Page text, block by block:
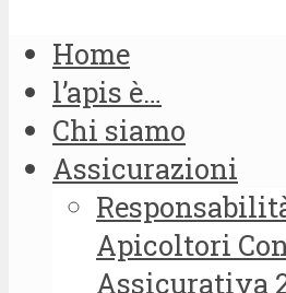
Home
l’apis è…
Chi siamo
Assicurazioni
Apicoltori
Assicurativa